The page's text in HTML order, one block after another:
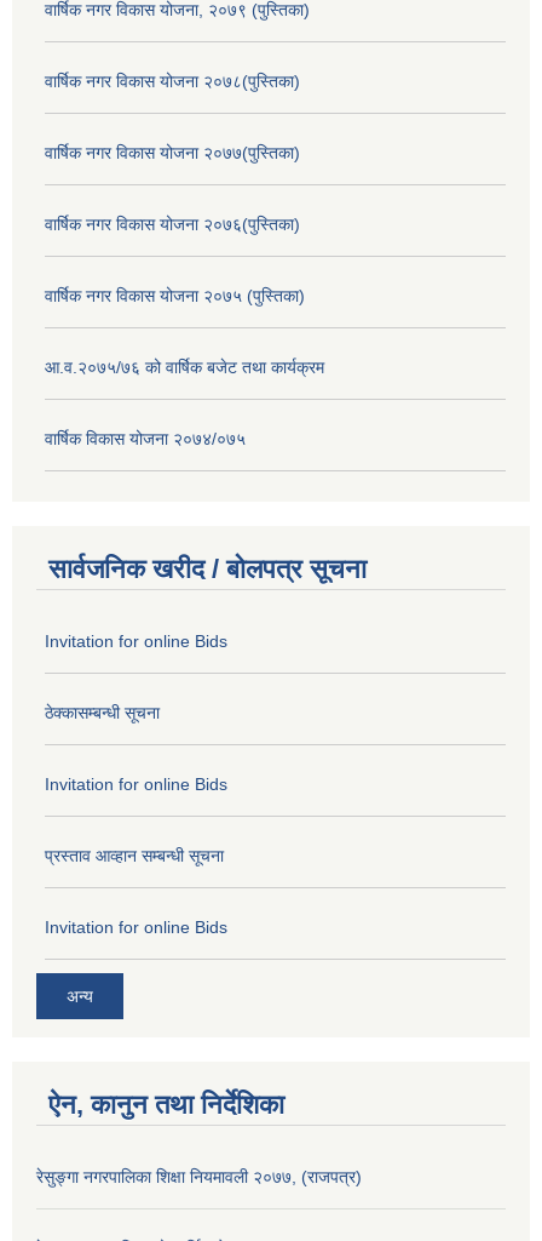
वार्षिक नगर विकास योजना, २०७९ (पुस्तिका)
वार्षिक नगर विकास योजना २०७८(पुस्तिका)
वार्षिक नगर विकास योजना २०७७(पुस्तिका)
वार्षिक नगर विकास योजना २०७६(पुस्तिका)
वार्षिक नगर विकास योजना २०७५ (पुस्तिका)
आ.व.२०७५/७६ को वार्षिक बजेट तथा कार्यक्रम
वार्षिक विकास योजना २०७४/०७५
सार्वजनिक खरीद / बोलपत्र सूचना
Invitation for online Bids
ठेक्कासम्बन्धी सूचना
Invitation for online Bids
प्रस्ताव आव्हान सम्बन्धी सूचना
Invitation for online Bids
अन्य
ऐन, कानुन तथा निर्देशिका
रेसुङ्गा नगरपालिका शिक्षा नियमावली २०७७, (राजपत्र)